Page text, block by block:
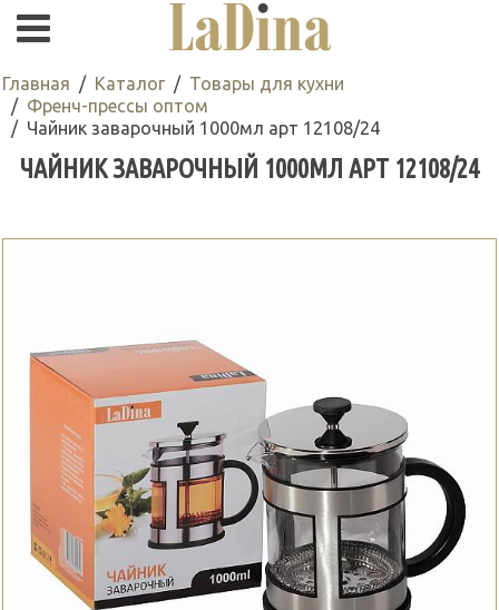
Главная Каталог
Товары для кухни
Френч-прессы оптом
Чайник заварочный 1000мл арт 12108/24
ЧАЙНИК ЗАВАРОЧНЫЙ 1000МЛ АРТ 12108/24